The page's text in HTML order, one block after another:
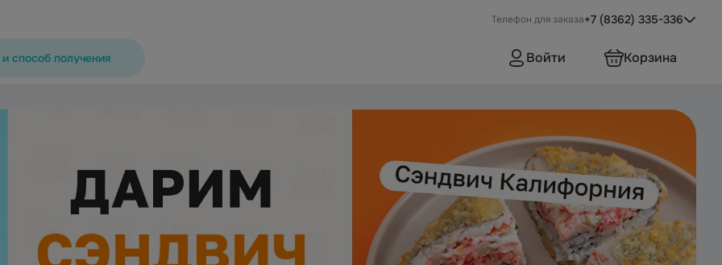
Телефон для заказа+7 (8362) 335-336
способ получения Войти Корзина